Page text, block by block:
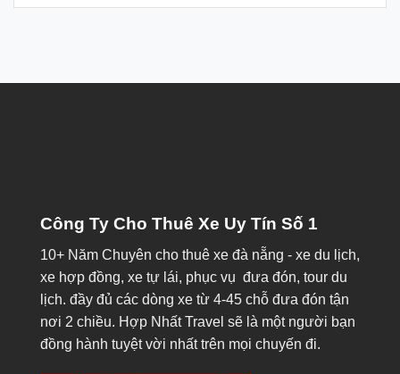
Công Ty Cho Thuê Xe Uy Tín Số 1
10+ Năm Chuyên cho thuê xe đà nẵng - xe du lịch,
xe hợp đồng, xe tự lái, phục vụ đưa đón, tour du
lịch. đầy đủ các dòng xe từ 4-45 chỗ đưa đón tận
nơi 2 chiều. Hợp Nhất Travel sẽ là một người bạn
đồng hành tuyệt vời nhất trên mọi chuyến đi.